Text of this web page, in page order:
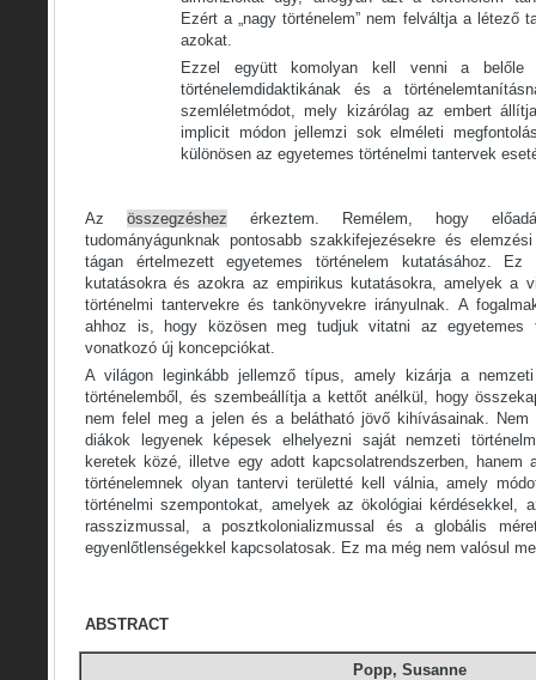
Ezért a „nagy történelem” nem felváltja a létező
azokat.
Ezzel együtt komolyan kell venni a belőle
történelemdidaktikának és a
szemléletmódot, mely kizárólag az embert
implicit módon jellemzi sok elméleti
különösen az egyetemes történelmi tantervek
Az összegzéshez érkeztem. Remélem, hogy
tudományágunknak pontosabb szakkifejezésekre és
tágan értelmezett egyetemes történelem kutatásához.
kutatásokra és azokra az empirikus kutatásokra, amelyek a
történelmi tantervekre és tankönyvekre irányulnak. A
ahhoz is, hogy közösen meg tudjuk vitatni az egyetemes
vonatkozó új koncepciókat.
A világon leginkább jellemző típus, amely kizárja a
történelemből, és szembeállítja a kettőt anélkül, hogy
nem felel meg a jelen és a belátható jövő kihívásainak.
diákok legyenek képesek elhelyezni saját nemzeti
keretek közé, illetve egy adott kapcsolatrendszerben, hanem
történelemnek olyan tantervi területté kell válnia, amely
történelmi szempontokat, amelyek az ökológiai kérdésekkel,
rasszizmussal, a posztkolonializmussal és a globális
egyenlőtlenségekkel kapcsolatosak. Ez ma még nem valósul
ABSTRACT
Popp, Susanne